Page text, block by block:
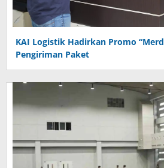
KAI Logistik Hadirkan Promo
Pengiriman Paket